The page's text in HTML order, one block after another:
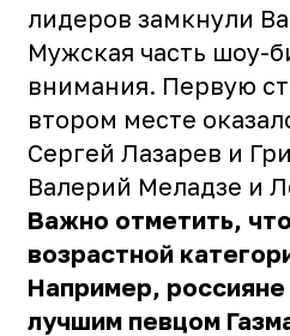
лидеров замкнули
Мужская часть шоу-
внимания. Первую
втором месте
Сергей Лазарев и
Валерий Меладзе и
Важно отметить,
возрастной
Например,
лучшим певцом